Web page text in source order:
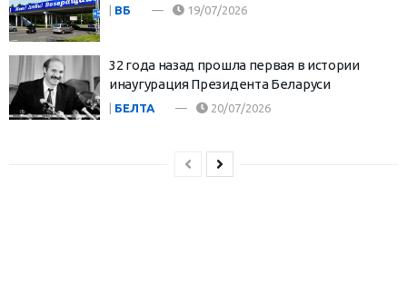
ВБ 19/07/2026
32 года назад прошла первая в истории
инаугурация Президента Беларуси
БЕЛТА 20/07/2026